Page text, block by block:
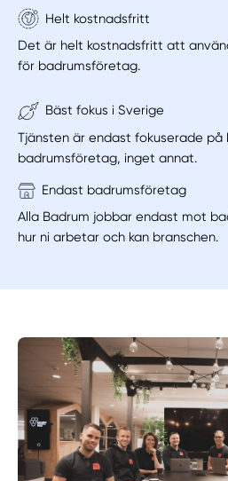
Helt kostnadsfritt
Det är helt kostnadsfritt att
för badrumsföretag.
Bäst fokus i Sverige
Tjänsten är endast fokuserade
badrumsföretag, inget annat.
Endast badrumsföretag
Alla Badrum jobbar endast mot
hur ni arbetar och kan branschen.